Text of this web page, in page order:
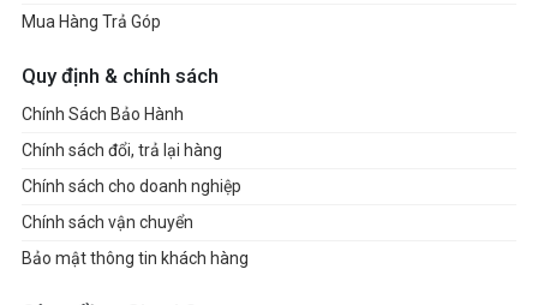
Mua Hàng Trả Góp
Quy định & chính sách
Chính Sách Bảo Hành
Chính sách đổi, trả lại hàng
Chính sách cho doanh nghiệp
Chính sách vận chuyển
Bảo mật thông tin khách hàng